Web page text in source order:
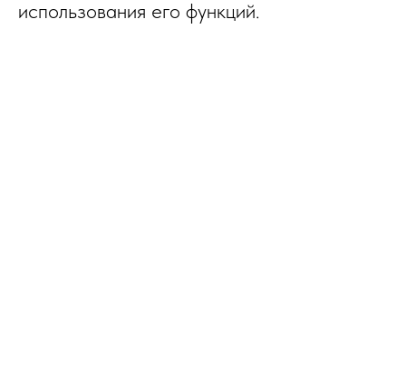
использования его функций.